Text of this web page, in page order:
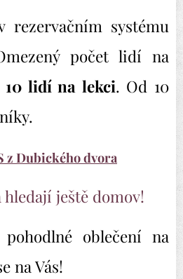
rezervačním systému
počet lidí na
10 lidí na lekci. Od 10
z Dubického dvora
ještě domov!
oblečení na
na Vás!